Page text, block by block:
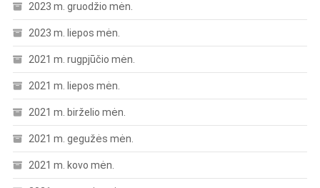
2023 m. gruodžio mėn.
2023 m. liepos mėn.
2021 m. rugpjūčio mėn.
2021 m. liepos mėn.
2021 m. birželio mėn.
2021 m. gegužės mėn.
2021 m. kovo mėn.